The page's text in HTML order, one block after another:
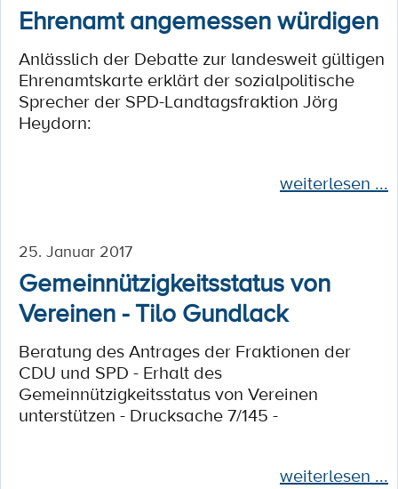
Ehrenamt angemessen würdigen
Anlässlich der Debatte zur landesweit gültigen
Ehrenamtskarte erklärt der sozialpolitische
Sprecher der SPD-Landtagsfraktion Jörg
Heydorn:
weiterlesen ...
25. Januar 2017
Gemeinnützigkeitsstatus von
Vereinen - Tilo Gundlack
Beratung des Antrages der Fraktionen der
CDU und SPD - Erhalt des
Gemeinnützigkeitsstatus von Vereinen
unterstützen - Drucksache 7/145 -
weiterlesen ...